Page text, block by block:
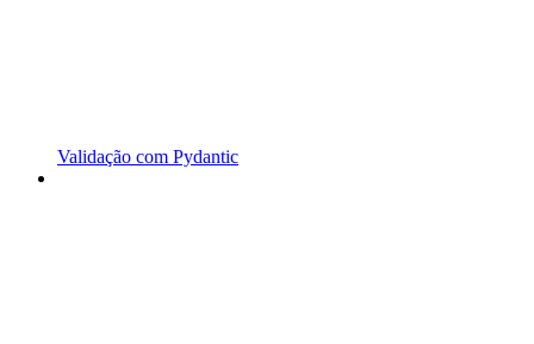
Validação com Pydantic